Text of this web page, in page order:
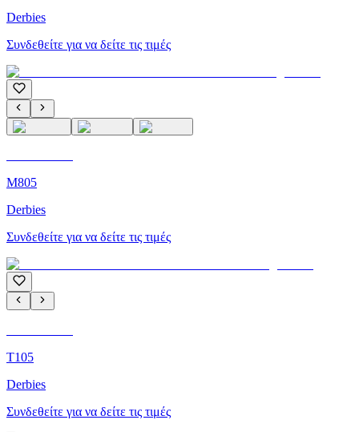
Derbies
Συνδεθείτε για να δείτε τις τιμές
M805
Derbies
Συνδεθείτε για να δείτε τις τιμές
T105
Derbies
Συνδεθείτε για να δείτε τις τιμές